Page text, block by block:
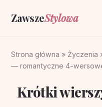
ZawszeStylowa
Życzenia
O portalu
Strona główna » Życzenia
— romantyczne 4-
Krótki